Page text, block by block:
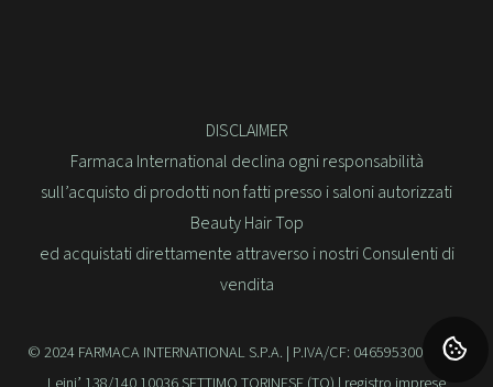
DISCLAIMER
Farmaca International declina ogni responsabilità
sull’acquisto di prodotti non fatti presso i saloni autorizzati
Beauty Hair Top
ed acquistati direttamente attraverso i nostri Consulenti di
vendita
© 2024 FARMACA INTERNATIONAL S.P.A. | P.IVA/CF: 04659530010 | Via